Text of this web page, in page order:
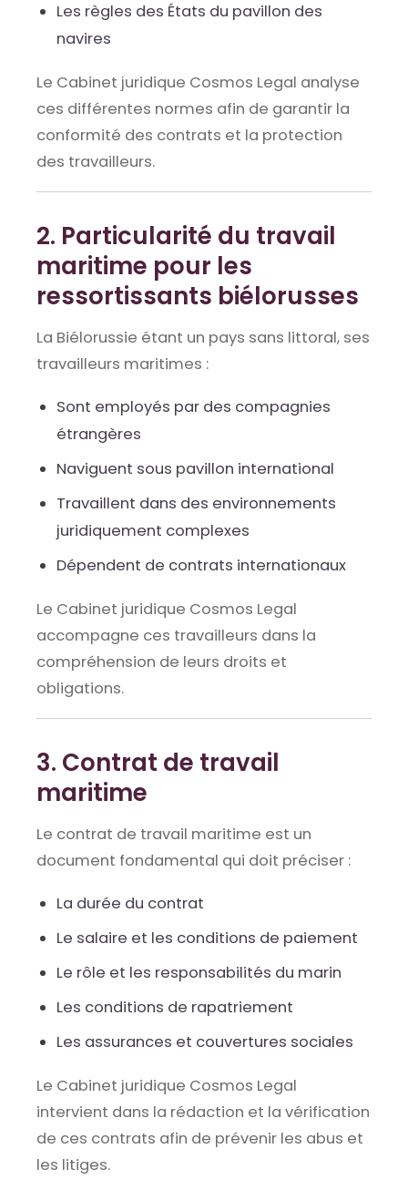
Les règles des États du pavillon des
navires
Le Cabinet juridique Cosmos Legal analyse
ces différentes normes afin de garantir la
conformité des contrats et la protection
des travailleurs.
2. Particularité du travail
maritime pour les
ressortissants biélorusses
La Biélorussie étant un pays sans littoral, ses
travailleurs maritimes :
Sont employés par des compagnies
étrangères
Naviguent sous pavillon international
Travaillent dans des environnements
juridiquement complexes
Dépendent de contrats internationaux
Le Cabinet juridique Cosmos Legal
accompagne ces travailleurs dans la
compréhension de leurs droits et
obligations.
3. Contrat de travail
maritime
Le contrat de travail maritime est un
document fondamental qui doit préciser :
La durée du contrat
Le salaire et les conditions de paiement
Le rôle et les responsabilités du marin
Les conditions de rapatriement
Les assurances et couvertures sociales
Le Cabinet juridique Cosmos Legal
intervient dans la rédaction et la vérification
de ces contrats afin de prévenir les abus et
les litiges.